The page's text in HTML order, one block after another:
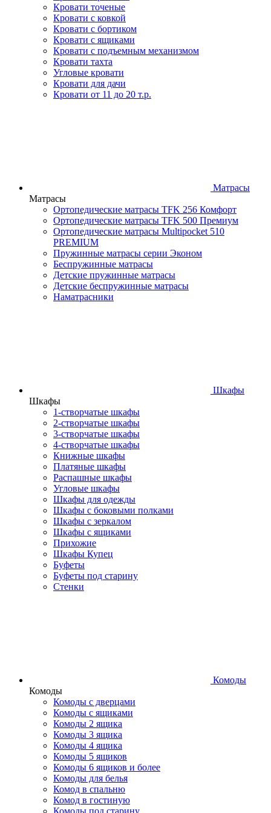
Кровати точеные
Кровати с ковкой
Кровати с бортиком
Кровати с ящиками
Кровати с подъемным механизмом
Кровати тахта
Угловые кровати
Кровати для дачи
Кровати от 11 до 20 т.р.
Матрасы
Матрасы
Ортопедические матрасы TFK 256 Комфорт
Ортопедические матрасы TFK 500 Премиум
Ортопедические матрасы Multipocket 510
PREMIUM
Пружинные матрасы серии Эконом
Беспружинные матрасы
Детские пружинные матрасы
Детские беспружинные матрасы
Наматрасники
Шкафы
Шкафы
1-створчатые шкафы
2-створчатые шкафы
3-створчатые шкафы
4-створчатые шкафы
Книжные шкафы
Платяные шкафы
Распашные шкафы
Угловые шкафы
Шкафы для одежды
Шкафы с боковыми полками
Шкафы с зеркалом
Шкафы с ящиками
Прихожие
Шкафы Купец
Буфеты
Буфеты под старину
Стенки
Комоды
Комоды
Комоды с дверцами
Комоды с ящиками
Комоды 2 ящика
Комоды 3 ящика
Комоды 4 ящика
Комоды 5 ящиков
Комоды 6 ящиков и более
Комоды для белья
Комод в спальню
Комод в гостиную
Комоды под старину